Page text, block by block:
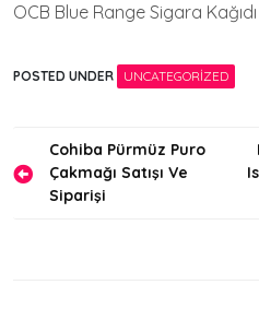
OCB Blue Range Sigara Kağıdı
POSTED UNDER UNCATEGORIZED
Yazı
gezinmesi
Cohiba Pürmüz Puro
Çakmağı Satışı Ve
Siparişi